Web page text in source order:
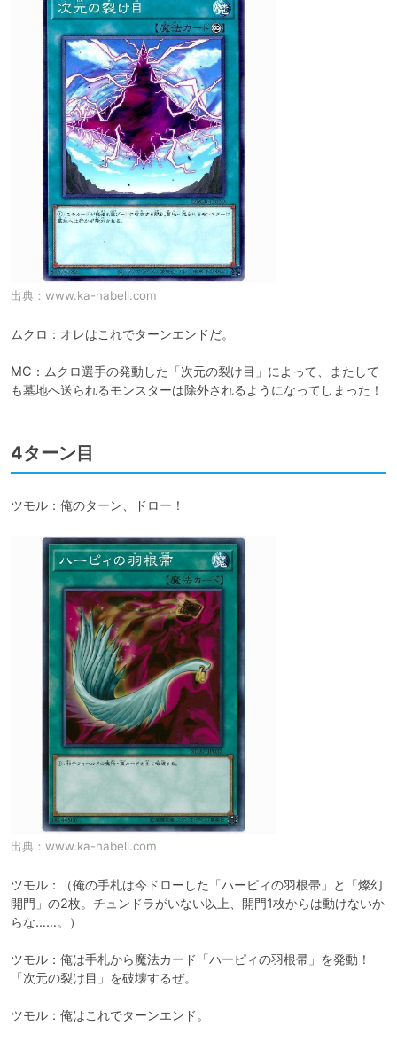
出典： www.ka-nabell.com
ムクロ：オレはこれでターンエンドだ。
MC：ムクロ選手の発動した「次元の裂け目」によって、またして
も墓地へ送られるモンスターは除外されるようになってしまった！
4ターン目
ツモル：俺のターン、ドロー！
出典： www.ka-nabell.com
ツモル：（俺の手札は今ドローした「ハーピィの羽根帚」と「燦幻
開門」の2枚。チュンドラがいない以上、開門1枚からは動けないか
らな……。）
ツモル：俺は手札から魔法カード「ハーピィの羽根帚」を発動！
「次元の裂け目」を破壊するぜ。
ツモル：俺はこれでターンエンド。